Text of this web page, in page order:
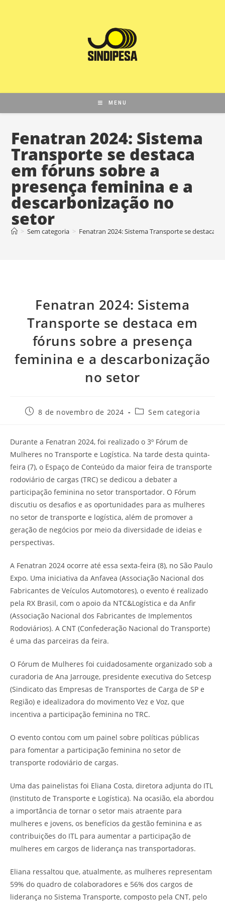
MENU
Fenatran 2024: Sistema
Transporte se destaca
em fóruns sobre a
presença feminina e a
descarbonização no
setor
> Sem categoria > Fenatran 2024: Sistema Transporte se destaca
Fenatran 2024: Sistema
Transporte se destaca em
fóruns sobre a presença
feminina e a descarbonização
no setor
8 de novembro de 2024 Sem categoria
Durante a Fenatran 2024, foi realizado o 3º Fórum de
Mulheres no Transporte e Logística. Na tarde desta quinta-
feira (7), o Espaço de Conteúdo da maior feira de transporte
rodoviário de cargas (TRC) se dedicou a debater a
participação feminina no setor transportador. O Fórum
discutiu os desafios e as oportunidades para as mulheres
no setor de transporte e logística, além de promover a
geração de negócios por meio da diversidade de ideias e
perspectivas.
A Fenatran 2024 ocorre até essa sexta-feira (8), no São Paulo
Expo. Uma iniciativa da Anfavea (Associação Nacional dos
Fabricantes de Veículos Automotores), o evento é realizado
pela RX Brasil, com o apoio da NTC&Logística e da Anfir
(Associação Nacional dos Fabricantes de Implementos
Rodoviários). A CNT (Confederação Nacional do Transporte)
é uma das parceiras da feira.
O Fórum de Mulheres foi cuidadosamente organizado sob a
curadoria de Ana Jarrouge, presidente executiva do Setcesp
(Sindicato das Empresas de Transportes de Carga de SP e
Região) e idealizadora do movimento Vez e Voz, que
incentiva a participação feminina no TRC.
O evento contou com um painel sobre políticas públicas
para fomentar a participação feminina no setor de
transporte rodoviário de cargas.
Uma das painelistas foi Eliana Costa, diretora adjunta do ITL
(Instituto de Transporte e Logística). Na ocasião, ela abordou
a importância de tornar o setor mais atraente para
mulheres e jovens, os benefícios da gestão feminina e as
contribuições do ITL para aumentar a participação de
mulheres em cargos de liderança nas transportadoras.
Eliana ressaltou que, atualmente, as mulheres representam
59% do quadro de colaboradores e 56% dos cargos de
liderança no Sistema Transporte, composto pela CNT, pelo